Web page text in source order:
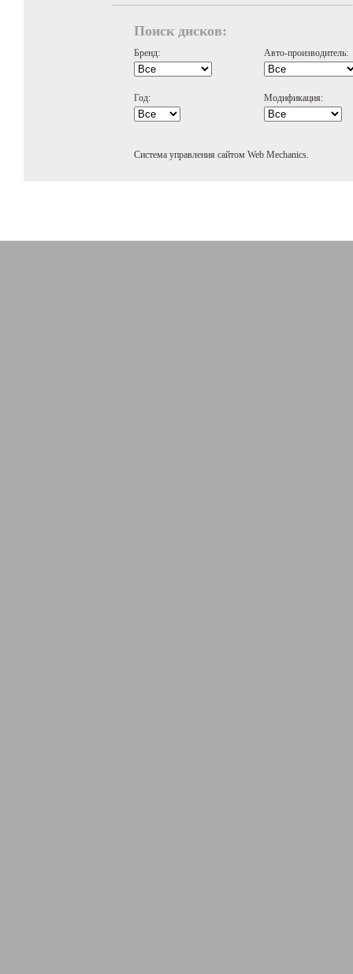
Поиск дисков:
Бренд: Авто-производитель:
Год: Модификация:
Система управления сайтом Web Mechanics.